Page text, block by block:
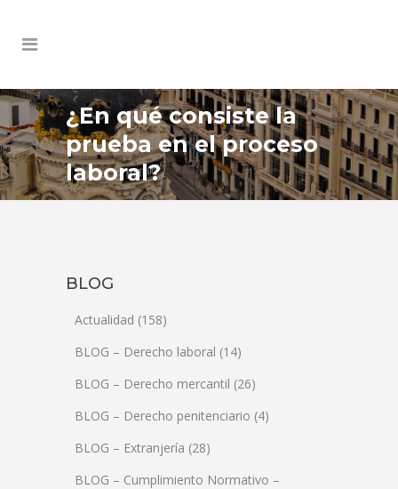
¿En qué consiste la
prueba en el proceso
laboral?
BLOG
Actualidad (158)
BLOG – Derecho laboral (14)
BLOG – Derecho mercantil (26)
BLOG – Derecho penitenciario (4)
BLOG – Extranjería (28)
BLOG – Cumplimiento Normativo –